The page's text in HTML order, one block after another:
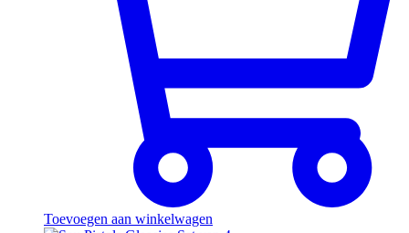
Toevoegen aan winkelwagen